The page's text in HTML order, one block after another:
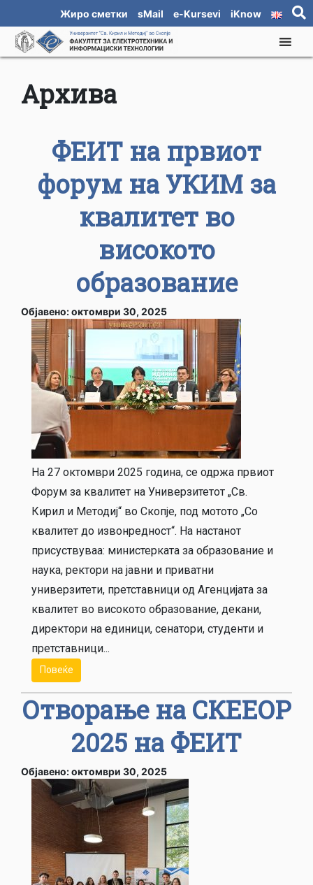
Жиро сметки sMail e-Kursevi iKnow
Архива
ФЕИТ на првиот
форум на УКИМ за
квалитет во
високото
образование
Објавено: октомври 30, 2025
На 27 октомври 2025 година, се одржа првиот
Форум за квалитет на Универзитетот „Св.
Кирил и Методиј“ во Скопје, под мотото „Со
квалитет до извонредност“. На настанот
присуствуваа: министерката за образование и
наука, ректори на јавни и приватни
универзитети, претставници од Агенцијата за
квалитет во високото образование, декани,
директори на единици, сенатори, студенти и
претставници...
Повеќе
Отворање на СКЕЕОР
2025 на ФЕИТ
Објавено: октомври 30, 2025